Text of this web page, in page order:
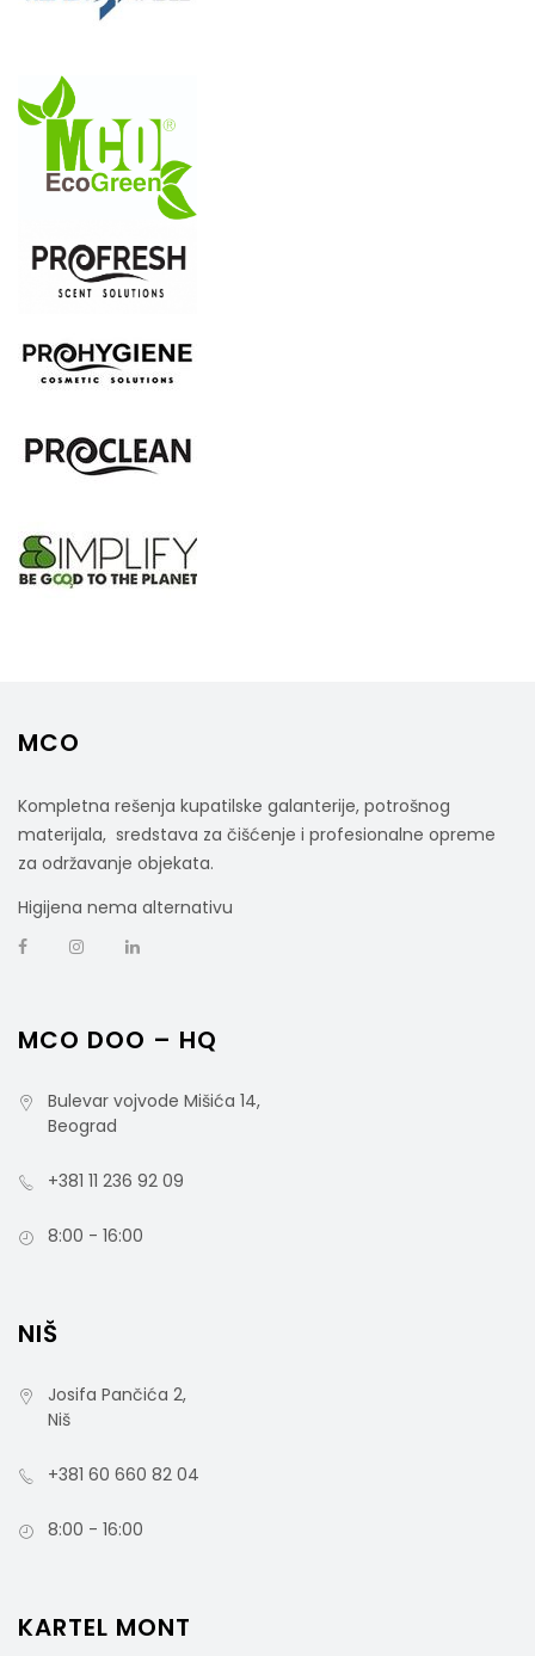
MCO
Kompletna rešenja kupatilske galanterije, potrošnog
materijala, sredstava za čišćenje i profesionalne opreme
za održavanje objekata.
Higijena nema alternativu
MCO DOO – HQ
Bulevar vojvode Mišića 14,
Beograd
+381 11 236 92 09
8:00 - 16:00
NIŠ
Josifa Pančića 2,
Niš
+381 60 660 82 04
8:00 - 16:00
KARTEL MONT